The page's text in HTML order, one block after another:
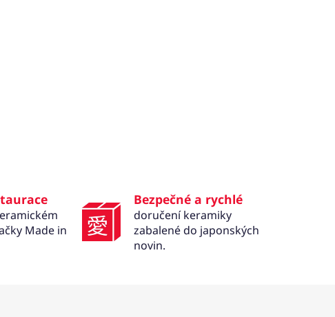
Made in
Bezpečné a rychlé
doručení keramiky
zabalené do japonských
novin.